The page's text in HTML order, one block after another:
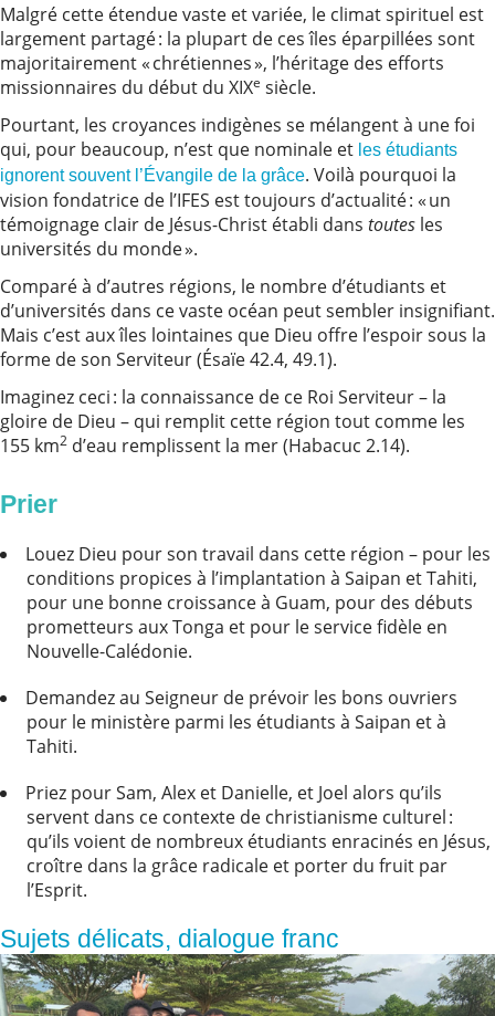
Malgré cette étendue vaste et variée, le climat spirituel est
largement partagé : la plupart de ces îles éparpillées sont
majoritairement « chrétiennes », l’héritage des efforts
missionnaires du début du XIXe siècle.
Pourtant, les croyances indigènes se mélangent à une foi
qui, pour beaucoup, n’est que nominale et les étudiants
ignorent souvent l’Évangile de la grâce. Voilà pourquoi la
vision fondatrice de l’IFES est toujours d’actualité : « un
témoignage clair de Jésus-Christ établi dans toutes les
universités du monde ».
Comparé à d’autres régions, le nombre d’étudiants et
d’universités dans ce vaste océan peut sembler insignifiant.
Mais c’est aux îles lointaines que Dieu offre l’espoir sous la
forme de son Serviteur (Ésaïe 42.4, 49.1).
Imaginez ceci : la connaissance de ce Roi Serviteur – la
gloire de Dieu – qui remplit cette région tout comme les
155 km2 d’eau remplissent la mer (Habacuc 2.14).
Prier
Louez Dieu pour son travail dans cette région – pour les
conditions propices à l’implantation à Saipan et Tahiti,
pour une bonne croissance à Guam, pour des débuts
prometteurs aux Tonga et pour le service fidèle en
Nouvelle-Calédonie.
Demandez au Seigneur de prévoir les bons ouvriers
pour le ministère parmi les étudiants à Saipan et à
Tahiti.
Priez pour Sam, Alex et Danielle, et Joel alors qu’ils
servent dans ce contexte de christianisme culturel :
qu’ils voient de nombreux étudiants enracinés en Jésus,
croître dans la grâce radicale et porter du fruit par
l’Esprit.
Sujets délicats, dialogue franc